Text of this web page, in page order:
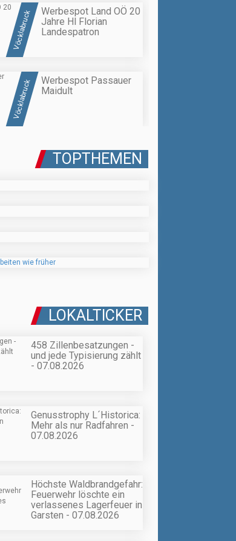
Vöcklabruck
Werbespot Land OÖ 20
Jahre Hl Florian
Landespatron
Vöcklabruck
Werbespot Passauer
Maidult
TOPTHEMEN
LOKALTICKER
458 Zillenbesatzungen -
und jede Typisierung zählt
- 07.08.2026
Genusstrophy L´Historica:
Mehr als nur Radfahren -
07.08.2026
Höchste Waldbrandgefahr:
Feuerwehr löschte ein
verlassenes Lagerfeuer in
Garsten - 07.08.2026